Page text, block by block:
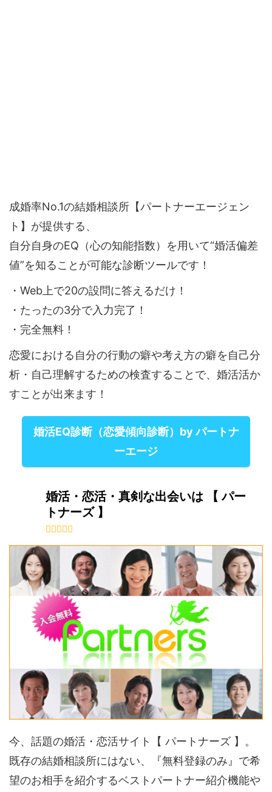
成婚率No.1の結婚相談所【パートナーエージェン
ト】が提供する、
自分自身のEQ（心の知能指数）を用いて“婚活偏差
値”を知ることが可能な診断ツールです！
・Web上で20の設問に答えるだけ！
・たったの3分で入力完了！
・完全無料！
恋愛における自分の行動の癖や考え方の癖を自己分
析・自己理解するための検査することで、婚活活か
すことが出来ます！
婚活EQ診断（恋愛傾向診断）by パートナ
ーエージ
婚活・恋活・真剣な出会いは 【 パー
トナーズ 】
今、話題の婚活・恋活サイト【 パートナーズ 】。
既存の結婚相談所にはない、『無料登録のみ』で希
望のお相手を紹介するベストパートナー紹介機能や